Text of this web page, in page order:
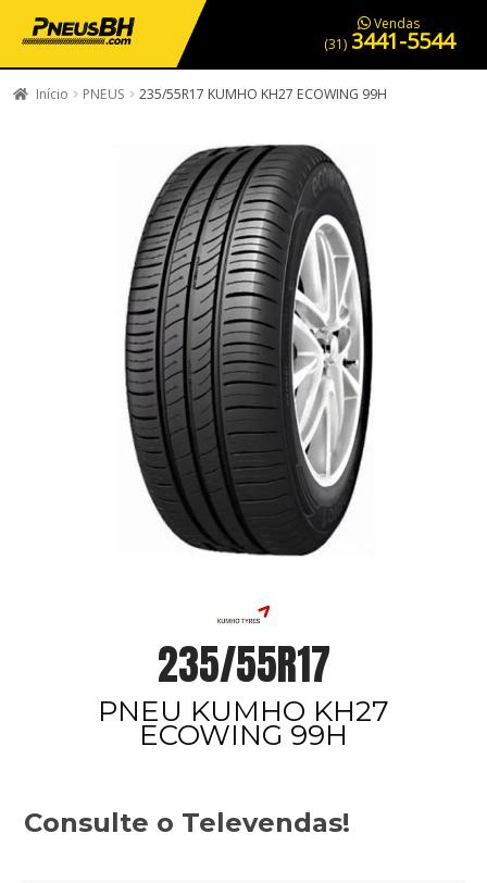
PNEUS EM OFERTA SERVIÇOS AUTOMOTIVOS NOSSA LOJA
Vendas
(31) 3441-5544
Início PNEUS 235/55R17 KUMHO KH27 ECOWING 99H
235/55R17
PNEU KUMHO KH27
ECOWING 99H
Consulte o Televendas!